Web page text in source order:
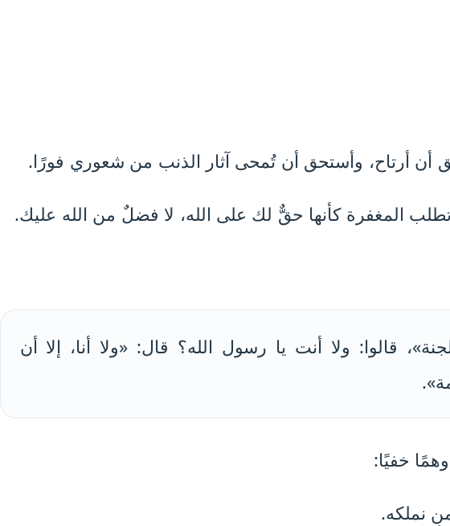
أن أرتاح، وأستحق أن تُمحى آثار الذنب من شعوري فورًا.
تطلب المغفرة كأنها حقٌّ لك على الله، لا فضلٌ من الله عليك.
قالوا: ولا أنت يا رسول الله؟ قال: «ولا أنا، إلا أن
خفيًا:
نملكه.